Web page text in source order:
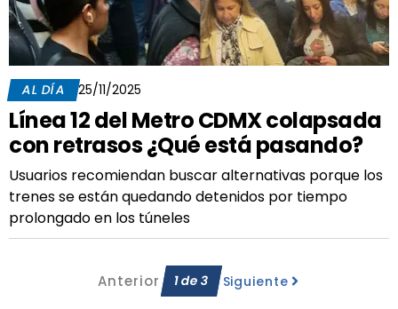
AL DÍA 25/11/2025
Línea 12 del Metro CDMX colapsada
con retrasos ¿Qué está pasando?
Usuarios recomiendan buscar alternativas porque los
trenes se están quedando detenidos por tiempo
prolongado en los túneles
Anterior 1de3 Siguiente